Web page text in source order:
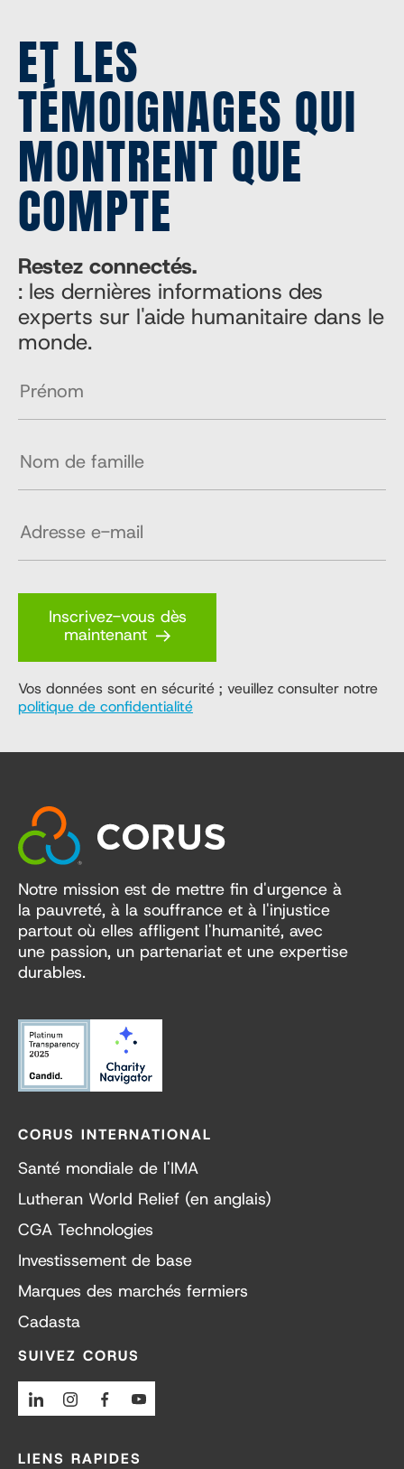
ET LES
TÉMOIGNAGES QUI
MONTRENT QUE
COMPTE
Restez connectés.
: les dernières informations des
experts sur l'aide humanitaire dans le
monde.
Inscrivez-vous dès
maintenant
Vos données sont en sécurité ; veuillez consulter notre
politique de confidentialité
Notre mission est de mettre fin d'urgence à
la pauvreté, à la souffrance et à l'injustice
partout où elles affligent l'humanité, avec
une passion, un partenariat et une expertise
durables.
CORUS INTERNATIONAL
Santé mondiale de l'IMA
Lutheran World Relief (en anglais)
CGA Technologies
Investissement de base
Marques des marchés fermiers
Cadasta
SUIVEZ CORUS
LinkedinInstagramFacebook
LIENS RAPIDES